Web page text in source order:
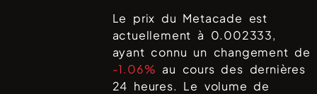
Le prix du Metacade est
actuellement à 0.002333,
ayant connu un changement de
-1.06% au cours des dernières
24 heures. Le volume de